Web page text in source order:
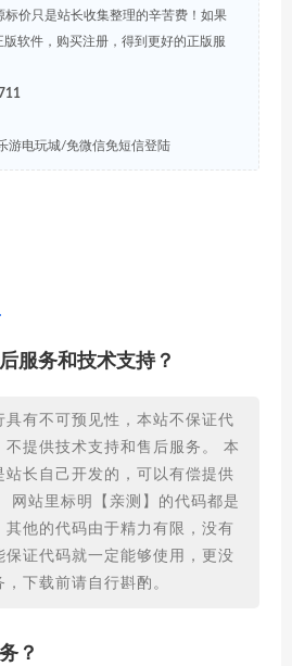
标价只是站长收集整理的辛苦费！如果
软件，购买注册，得到更好的正版服
游电玩城/免微信免短信登陆
服务和技术支持？
具有不可预见性，本站不保证代
不提供技术支持和售后服务。 本
站长自己开发的，可以有偿提供
网站里标明【亲测】的代码都是
其他的代码由于精力有限，没有
保证代码就一定能够使用，更没
下载前请自行斟酌。
？